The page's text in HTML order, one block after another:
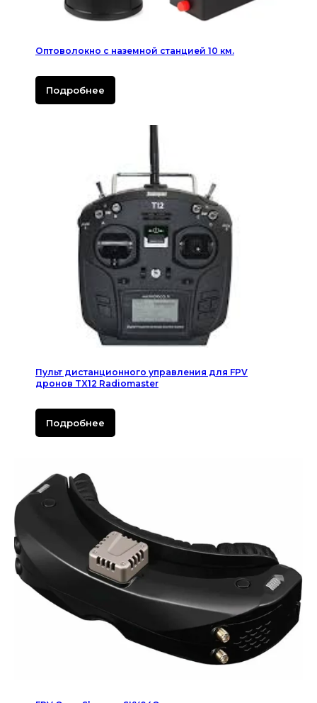
Оптоволокно с наземной станцией 10 км.
Подробнее
Пульт дистанционного управления для FPV
дронов TX12 Radiomaster
Подробнее